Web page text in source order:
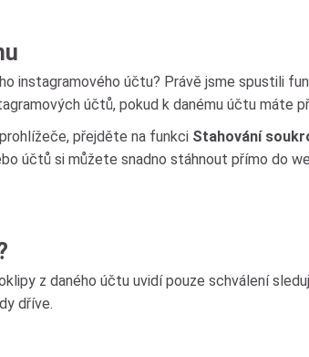
instagramového účtu? Právě jsme spustili
účtů, pokud k danému účtu máte
přejděte na funkci Stahování
účtů si můžete snadno stáhnout přímo do
z daného účtu uvidí pouze schválení
dříve.